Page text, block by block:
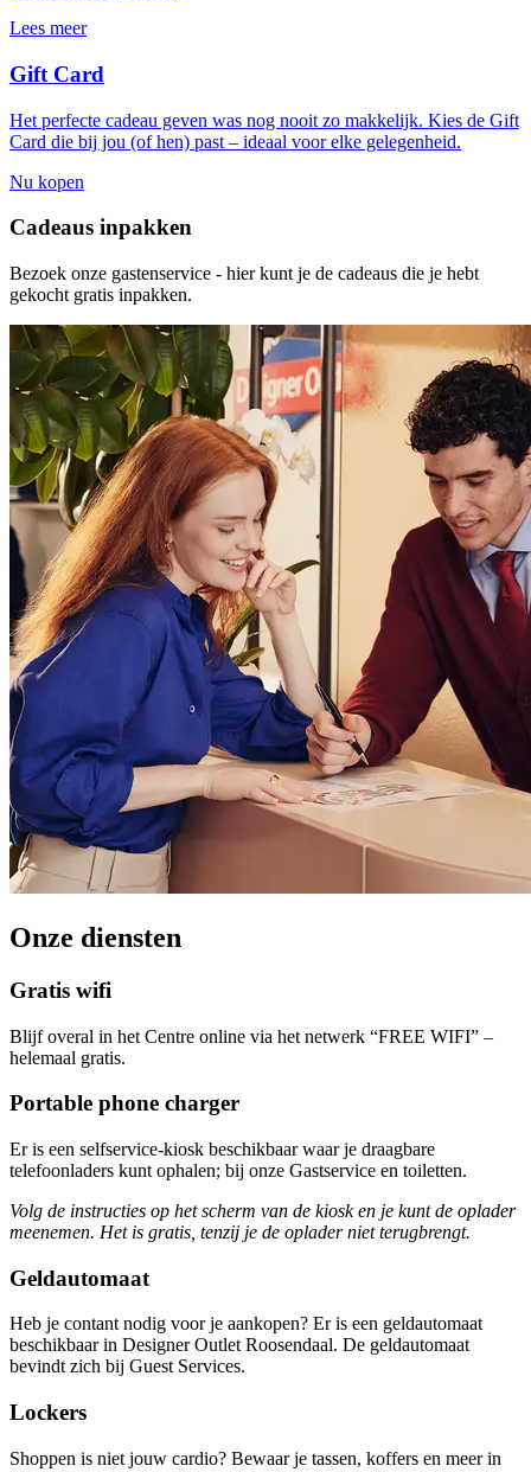
Lees meer
Gift Card
Het perfecte cadeau geven was nog nooit zo makkelijk. Kies de Gift
Card die bij jou (of hen) past – ideaal voor elke gelegenheid.
Nu kopen
Cadeaus inpakken
Bezoek onze gastenservice - hier kunt je de cadeaus die je hebt
gekocht gratis inpakken.
Onze diensten
Gratis wifi
Blijf overal in het Centre online via het netwerk “FREE WIFI” –
helemaal gratis.
Portable phone charger
Er is een selfservice-kiosk beschikbaar waar je draagbare
telefoonladers kunt ophalen; bij onze Gastservice en toiletten.
Volg de instructies op het scherm van de kiosk en je kunt de oplader
meenemen. Het is gratis, tenzij je de oplader niet terugbrengt.
Geldautomaat
Heb je contant nodig voor je aankopen? Er is een geldautomaat
beschikbaar in Designer Outlet Roosendaal. De geldautomaat
bevindt zich bij Guest Services.
Lockers
Shoppen is niet jouw cardio? Bewaar je tassen, koffers en meer in